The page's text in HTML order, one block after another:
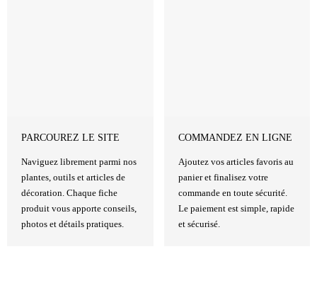
PARCOUREZ LE SITE
Naviguez librement parmi nos
plantes, outils et articles de
décoration. Chaque fiche
produit vous apporte conseils,
photos et détails pratiques.
COMMANDEZ EN LIGNE
Ajoutez vos articles favoris au
panier et finalisez votre
commande en toute sécurité.
Le paiement est simple, rapide
et sécurisé.